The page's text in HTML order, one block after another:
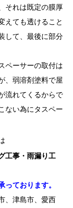
それは既定の膜厚
えても透けること
して、最後に部分
ペーサーの取付は
、弱溶剤塗料で屋
流れてくるからで
ない為にタスペー
工事・雨漏り工
ております。
、津島市、愛西